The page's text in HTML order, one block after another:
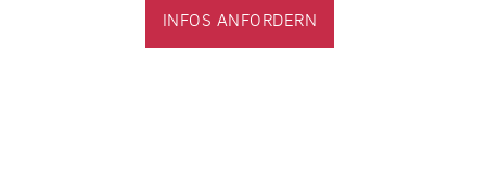
INFOS ANFORDERN